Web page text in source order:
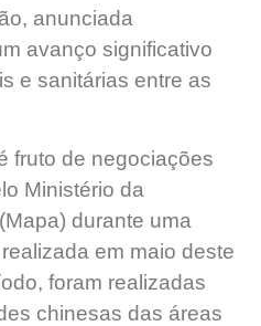
anunciada
avanço significativo
e sanitárias entre as
fruto de negociações
Ministério da
durante uma
em maio deste
foram realizadas
chinesas das áreas